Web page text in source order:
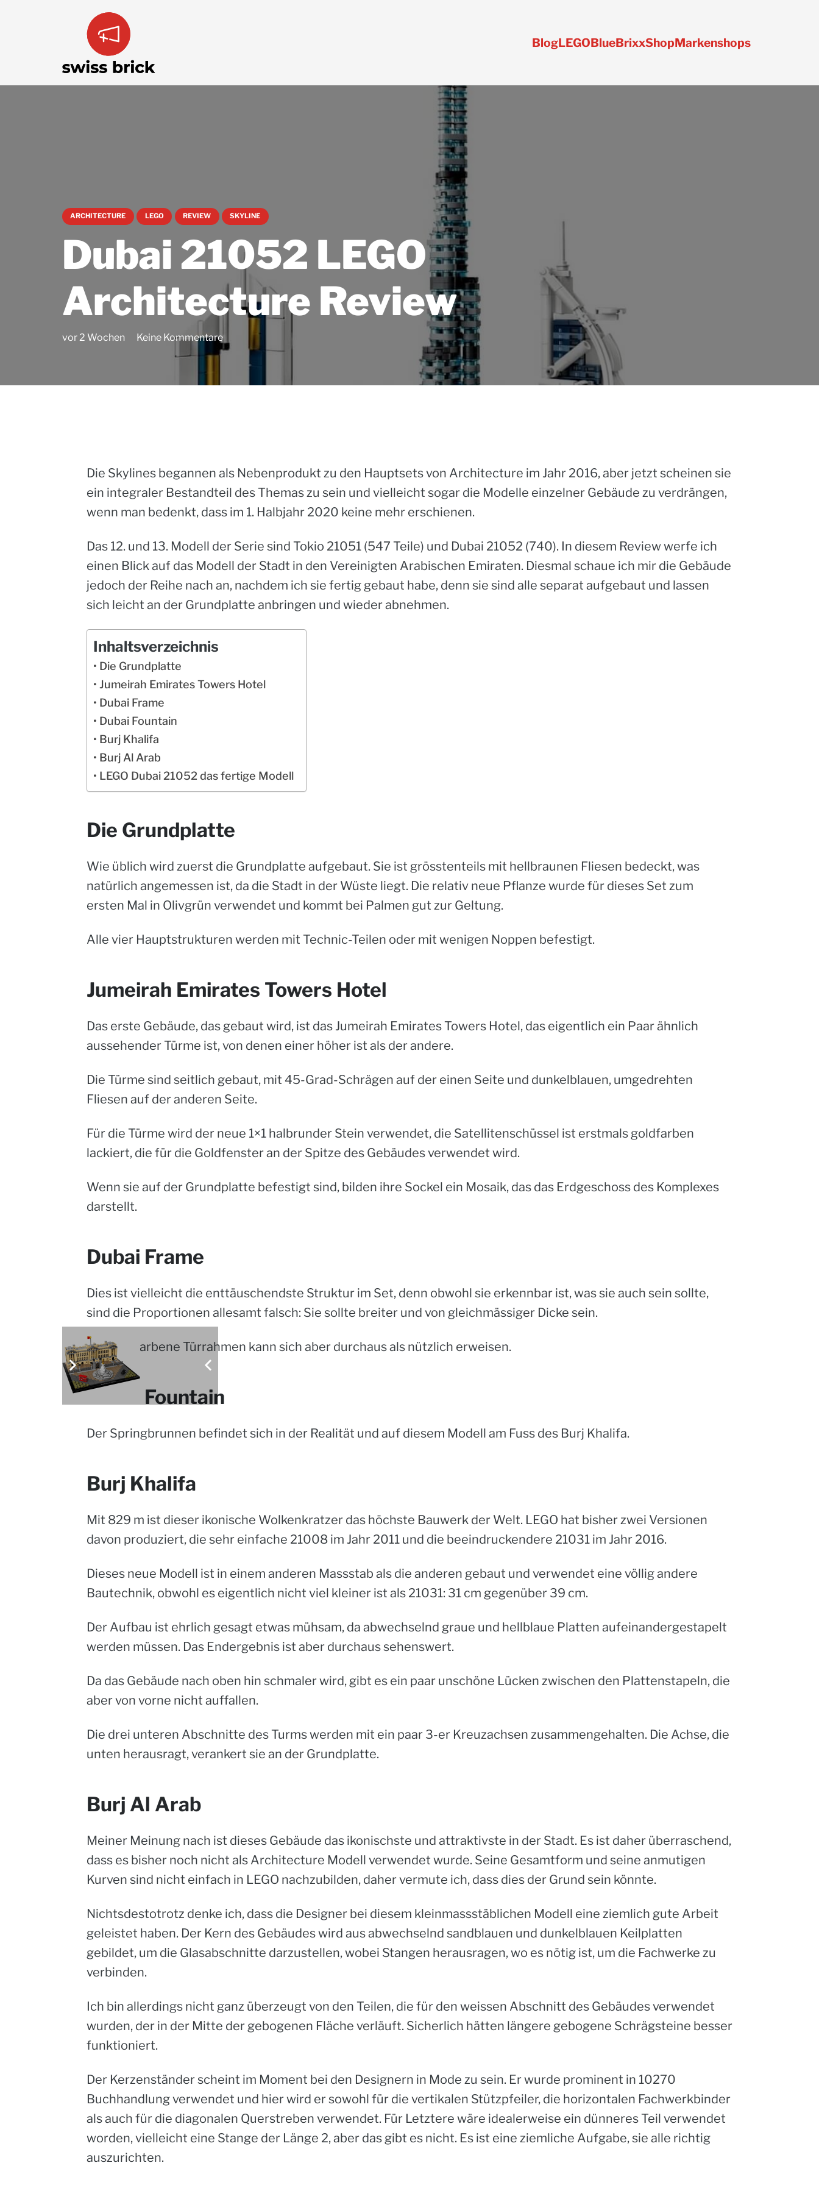
BlogLEGOBlueBrixxShopMarkenshops
ARCHITECTURE LEGO REVIEW SKYLINE
Dubai 21052 LEGO
Architecture Review
vor 2 Wochen Keine Kommentare
Die Skylines begannen als Nebenprodukt zu den Hauptsets von Architecture im Jahr 2016, aber jetzt scheinen sie
ein integraler Bestandteil des Themas zu sein und vielleicht sogar die Modelle einzelner Gebäude zu verdrängen,
wenn man bedenkt, dass im 1. Halbjahr 2020 keine mehr erschienen.
Das 12. und 13. Modell der Serie sind Tokio 21051 (547 Teile) und Dubai 21052 (740). In diesem Review werfe ich
einen Blick auf das Modell der Stadt in den Vereinigten Arabischen Emiraten. Diesmal schaue ich mir die Gebäude
jedoch der Reihe nach an, nachdem ich sie fertig gebaut habe, denn sie sind alle separat aufgebaut und lassen
sich leicht an der Grundplatte anbringen und wieder abnehmen.
Inhaltsverzeichnis
Die Grundplatte
Jumeirah Emirates Towers Hotel
Dubai Frame
Dubai Fountain
Burj Khalifa
Burj Al Arab
LEGO Dubai 21052 das fertige Modell
Die Grundplatte
Wie üblich wird zuerst die Grundplatte aufgebaut. Sie ist grösstenteils mit hellbraunen Fliesen bedeckt, was
natürlich angemessen ist, da die Stadt in der Wüste liegt. Die relativ neue Pflanze wurde für dieses Set zum
ersten Mal in Olivgrün verwendet und kommt bei Palmen gut zur Geltung.
Alle vier Hauptstrukturen werden mit Technic-Teilen oder mit wenigen Noppen befestigt.
Jumeirah Emirates Towers Hotel
Das erste Gebäude, das gebaut wird, ist das Jumeirah Emirates Towers Hotel, das eigentlich ein Paar ähnlich
aussehender Türme ist, von denen einer höher ist als der andere.
Die Türme sind seitlich gebaut, mit 45-Grad-Schrägen auf der einen Seite und dunkelblauen, umgedrehten
Fliesen auf der anderen Seite.
Für die Türme wird der neue 1×1 halbrunder Stein verwendet, die Satellitenschüssel ist erstmals goldfarben
lackiert, die für die Goldfenster an der Spitze des Gebäudes verwendet wird.
Wenn sie auf der Grundplatte befestigt sind, bilden ihre Sockel ein Mosaik, das das Erdgeschoss des Komplexes
darstellt.
Dubai Frame
Dies ist vielleicht die enttäuschendste Struktur im Set, denn obwohl sie erkennbar ist, was sie auch sein sollte,
sind die Proportionen allesamt falsch: Sie sollte breiter und von gleichmässiger Dicke sein.
Der goldfarbene Türrahmen kann sich aber durchaus als nützlich erweisen.
Dubai Fountain
Der Springbrunnen befindet sich in der Realität und auf diesem Modell am Fuss des Burj Khalifa.
Burj Khalifa
Mit 829 m ist dieser ikonische Wolkenkratzer das höchste Bauwerk der Welt. LEGO hat bisher zwei Versionen
davon produziert, die sehr einfache 21008 im Jahr 2011 und die beeindruckendere 21031 im Jahr 2016.
Dieses neue Modell ist in einem anderen Massstab als die anderen gebaut und verwendet eine völlig andere
Bautechnik, obwohl es eigentlich nicht viel kleiner ist als 21031: 31 cm gegenüber 39 cm.
Der Aufbau ist ehrlich gesagt etwas mühsam, da abwechselnd graue und hellblaue Platten aufeinandergestapelt
werden müssen. Das Endergebnis ist aber durchaus sehenswert.
Da das Gebäude nach oben hin schmaler wird, gibt es ein paar unschöne Lücken zwischen den Plattenstapeln, die
aber von vorne nicht auffallen.
Die drei unteren Abschnitte des Turms werden mit ein paar 3-er Kreuzachsen zusammengehalten. Die Achse, die
unten herausragt, verankert sie an der Grundplatte.
Burj Al Arab
Meiner Meinung nach ist dieses Gebäude das ikonischste und attraktivste in der Stadt. Es ist daher überraschend,
dass es bisher noch nicht als Architecture Modell verwendet wurde. Seine Gesamtform und seine anmutigen
Kurven sind nicht einfach in LEGO nachzubilden, daher vermute ich, dass dies der Grund sein könnte.
Nichtsdestotrotz denke ich, dass die Designer bei diesem kleinmassstäblichen Modell eine ziemlich gute Arbeit
geleistet haben. Der Kern des Gebäudes wird aus abwechselnd sandblauen und dunkelblauen Keilplatten
gebildet, um die Glasabschnitte darzustellen, wobei Stangen herausragen, wo es nötig ist, um die Fachwerke zu
verbinden.
Ich bin allerdings nicht ganz überzeugt von den Teilen, die für den weissen Abschnitt des Gebäudes verwendet
wurden, der in der Mitte der gebogenen Fläche verläuft. Sicherlich hätten längere gebogene Schrägsteine besser
funktioniert.
Der Kerzenständerscheint im Moment bei den Designern in Mode zu sein. Er wurde prominent in 10270
Buchhandlung verwendet und hier wird er sowohl für die vertikalen Stützpfeiler, die horizontalen Fachwerkbinder
als auch für die diagonalen Querstreben verwendet. Für Letztere wäre idealerweise ein dünneres Teil verwendet
worden, vielleicht eine Stange der Länge 2, aber das gibt es nicht. Es ist eine ziemliche Aufgabe, sie alle richtig
auszurichten.